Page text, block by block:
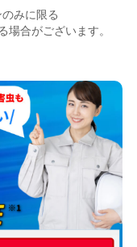
みに限る
場合がございます。